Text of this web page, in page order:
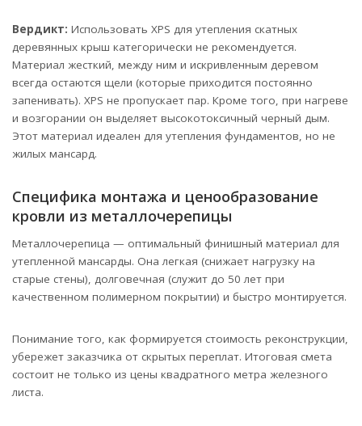
Вердикт: Использовать XPS для утепления скатных
деревянных крыш категорически не рекомендуется.
Материал жесткий, между ним и искривленным деревом
всегда остаются щели (которые приходится постоянно
запенивать). XPS не пропускает пар. Кроме того, при нагреве
и возгорании он выделяет высокотоксичный черный дым.
Этот материал идеален для утепления фундаментов, но не
жилых мансард.
Специфика монтажа и ценообразование
кровли из металлочерепицы
Металлочерепица — оптимальный финишный материал для
утепленной мансарды. Она легкая (снижает нагрузку на
старые стены), долговечная (служит до 50 лет при
качественном полимерном покрытии) и быстро монтируется.
Понимание того, как формируется стоимость реконструкции,
убережет заказчика от скрытых переплат. Итоговая смета
состоит не только из цены квадратного метра железного
листа.